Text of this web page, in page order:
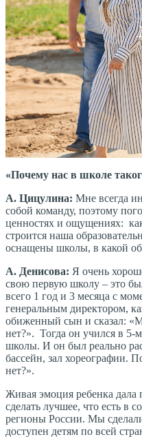
«Почему нас в школе
А. Цицулина: Мне всегда
собой команду, поэтому
ценностях и ощущениях:
строится наша
оснащены школы, в какой
А. Денисова: Я очень
свою первую школу – это
всего 1 год и 3 месяца с
генеральным директором,
обиженный сын и сказал:
нет?». Тогда он учился в 5-
школы. И он был реально
бассейн, зал хореографии.
нет?».
Живая эмоция ребенка дала
сделать лучшее, что есть в
регионы России. Мы
доступен детям по всей